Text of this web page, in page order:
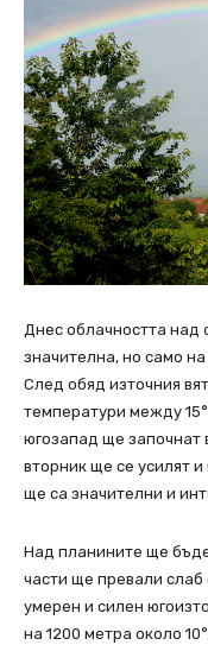
Днес облачността
значителна, но само
След обяд източния
температури между
югозапад ще започнат
вторник ще се усилят
ще са значителни и
Над планините ще
части ще превали
умерен и силен
на 1200 метра около